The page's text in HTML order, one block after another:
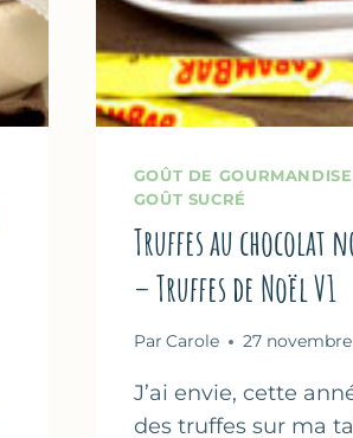
GOÛT DE GOURMANDISE
GOÛT SUCRÉ
Truffes au chocolat
– Truffes de Noël V1
Par Carole 27
J’ai envie, cette
des truffes sur ma